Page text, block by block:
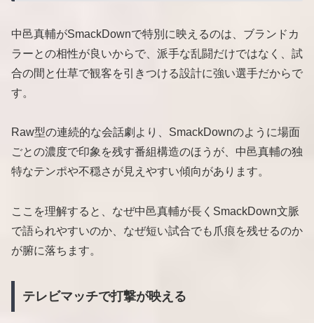
中邑真輔がSmackDownで特別に映えるのは、ブランドカ
ラーとの相性が良いからで、派手な乱闘だけではなく、試
合の間と仕草で観客を引きつける設計に強い選手だからで
す。
Raw型の連続的な会話劇より、SmackDownのように場面
ごとの濃度で印象を残す番組構造のほうが、中邑真輔の独
特なテンポや不穏さが見えやすい傾向があります。
ここを理解すると、なぜ中邑真輔が長くSmackDown文脈
で語られやすいのか、なぜ短い試合でも爪痕を残せるのか
が腑に落ちます。
テレビマッチで打撃が映える